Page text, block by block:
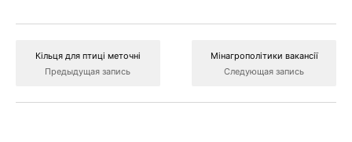
Кільця для птиці меточні
Предыдущая запись
Мінагрополітики вакансії
Следующая запись